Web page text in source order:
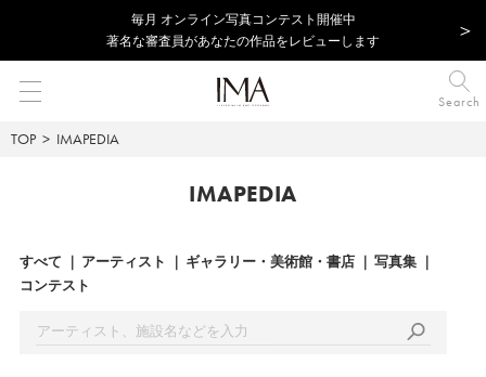
毎⽉ オンライン写真コンテスト開催中
著名な審査員があなたの作品をレビューします
Search
TOP IMAPEDIA
IMAPEDIA
すべて アーティスト ギャラリー・美術館・書店
写真集
コンテスト